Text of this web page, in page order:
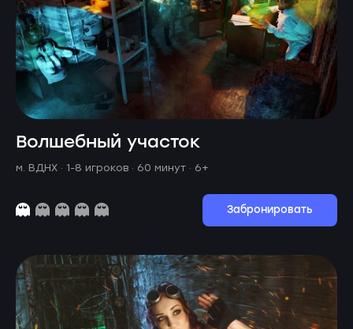
Волшебный участок
м. ВДНХ · 1-8 игроков · 60 минут · 6+
Забронировать